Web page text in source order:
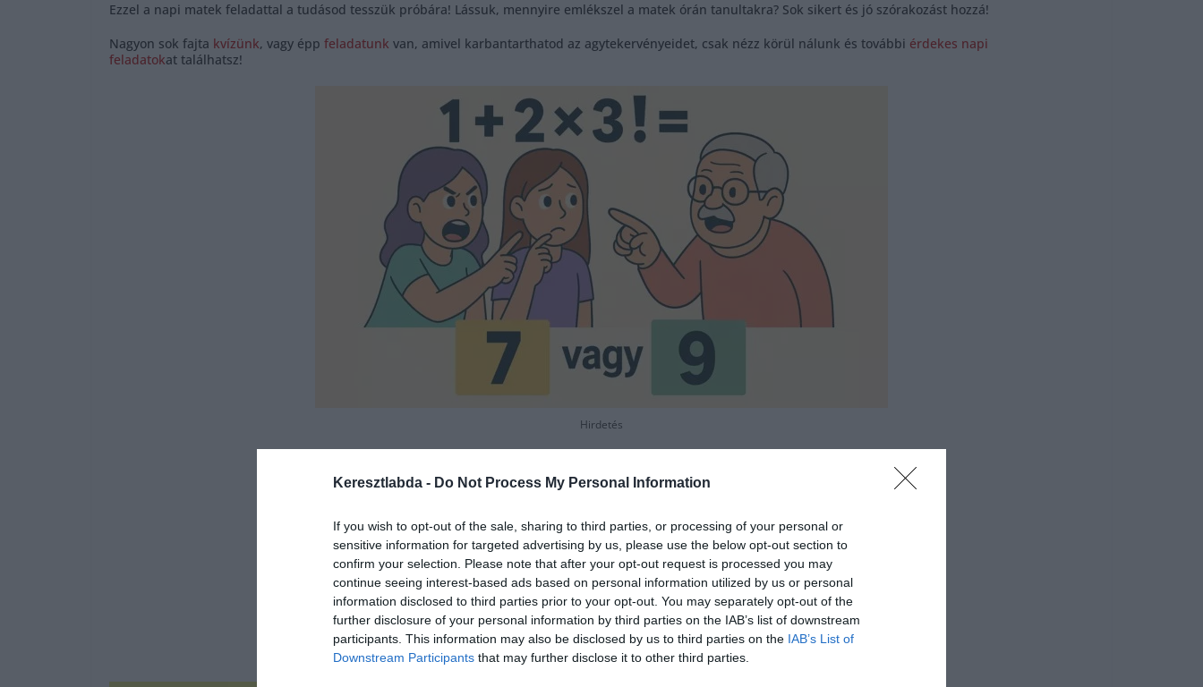
Keresztlabda - Do Not Process My Personal Information
If you wish to opt-out of the sale, sharing to third parties, or processing of your personal or
sensitive information for targeted advertising by us, please use the below opt-out section to
confirm your selection. Please note that after your opt-out request is processed you may
continue seeing interest-based ads based on personal information utilized by us or personal
information disclosed to third parties prior to your opt-out. You may separately opt-out of the
further disclosure of your personal information by third parties on the IAB’s list of downstream
participants. This information may also be disclosed by us to third parties on the IAB’s List of
Downstream Participants that may further disclose it to other third parties.
Ezzel a napi matek feladattal a tudásod tesszük próbára! Lássuk, mennyire emlékszel a matek órán tanultakra? Sok sikert és jó szórakozást hozzá!
Nagyon sok fajta kvízünk, vagy épp feladatunk van, amivel karbantarthatod az agytekervényeidet, csak nézz körül nálunk és további érdekes napi
feladatokat találhatsz!
Hirdetés